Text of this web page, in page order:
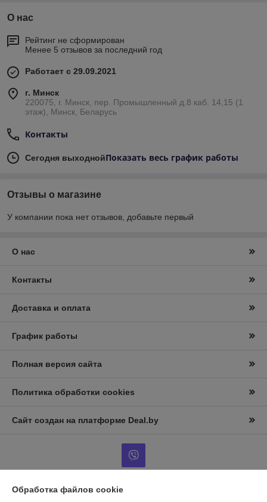
О нас
Рейтинг не сформирован
Менее 5 отзывов за последний год
Работает с 29.09.2021
г. Минск
220075, г. Минск, пер. Промышленный д.8 каб. 14,15 (1
этаж), Минск, Беларусь
Контакты
Сегодня выходнойПоказать весь график работы
Отзывы о магазине
У компании пока нет отзывов, добавьте первый
О нас
Контакты
Доставка и оплата
График работы
Полная версия сайта
Политика обработки cookies
Сайт создан на платформе Deal.by
Обработка файлов cookie